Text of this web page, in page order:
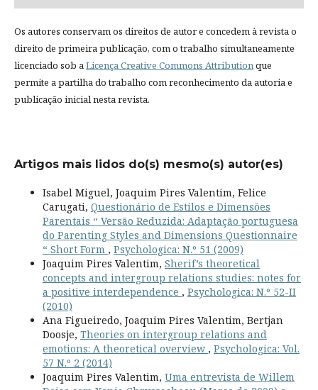
Os autores conservam os direitos de autor e concedem à revista o
direito de primeira publicação, com o trabalho simultaneamente
licenciado sob aLicença Creative Commons Attributionque
permite a partilha do trabalho com reconhecimento da autoria e
publicação inicial nesta revista.
Artigos mais lidos do(s) mesmo(s) autor(es)
Isabel Miguel, Joaquim Pires Valentim, Felice
Carugati, Questionário de Estilos e Dimensões
Parentais “ Versão Reduzida: Adaptação portuguesa
do Parenting Styles and Dimensions Questionnaire
“ Short Form , Psychologica: N.º 51 (2009)
Joaquim Pires Valentim, Sherif’s theoretical
concepts and intergroup relations studies: notes for
a positive interdependence , Psychologica: N.º 52-II
(2010)
Ana Figueiredo, Joaquim Pires Valentim, Bertjan
Doosje, Theories on intergroup relations and
emotions: A theoretical overview , Psychologica: Vol.
57 N.º 2 (2014)
Joaquim Pires Valentim, Uma entrevista de Willem